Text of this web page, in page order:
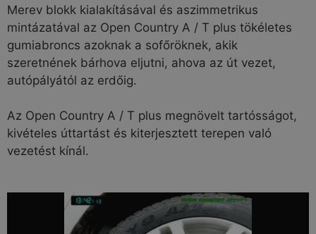
Merev blokk kialakításával és aszimmetrikus
mintázatával az Open Country A / T plus tökéletes
gumiabroncs azoknak a sofőröknek, akik
szeretnének bárhova eljutni, ahova az út vezet,
autópályától az erdőig.
Az Open Country A / T plus megnövelt tartósságot,
kivételes úttartást és kiterjesztett terepen való
vezetést kínál.